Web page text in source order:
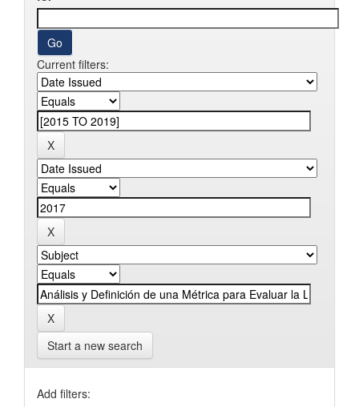
Current filters:
Start a new search
Add filters: